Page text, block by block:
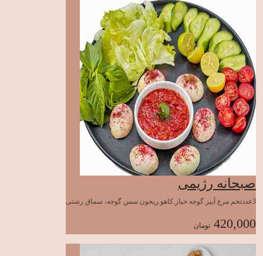
صبحانه رژیمی
3عددتخم مرغ آبپز.گوجه.خیار.کاهو.ریحون.سس گوجه، سماق رشتی
420,000 تومان